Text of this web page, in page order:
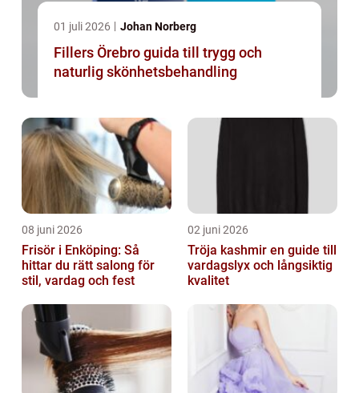
01 juli 2026 Johan Norberg
Fillers Örebro guida till trygg och
naturlig skönhetsbehandling
08 juni 2026
Frisör i Enköping: Så
hittar du rätt salong för
stil, vardag och fest
02 juni 2026
Tröja kashmir en guide till
vardagslyx och långsiktig
kvalitet